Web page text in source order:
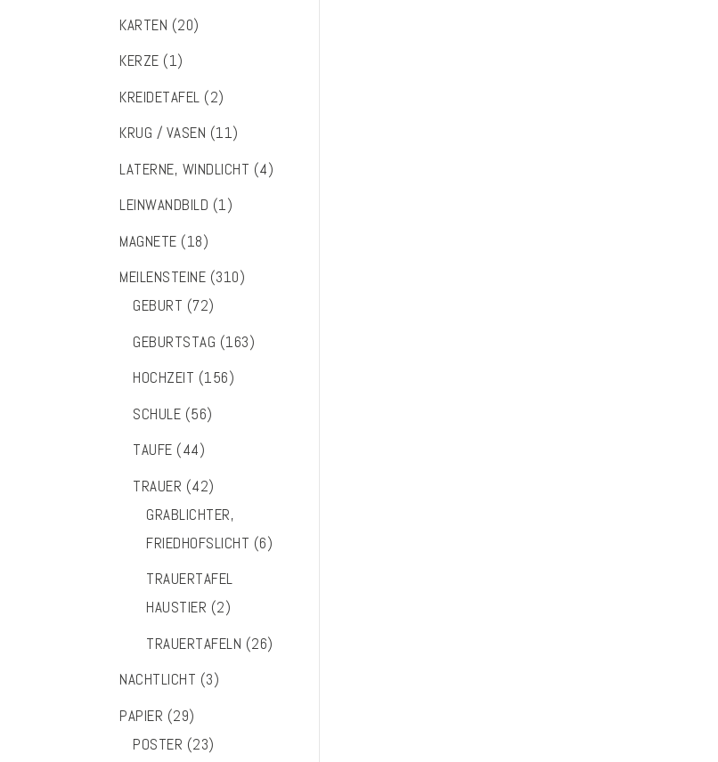
KARTEN (20)
KERZE (1)
KREIDETAFEL (2)
KRUG / VASEN (11)
LATERNE, WINDLICHT (4)
LEINWANDBILD (1)
MAGNETE (18)
MEILENSTEINE (310)
GEBURT (72)
GEBURTSTAG (163)
HOCHZEIT (156)
SCHULE (56)
TAUFE (44)
TRAUER (42)
GRABLICHTER,
FRIEDHOFSLICHT (6)
TRAUERTAFEL
HAUSTIER (2)
TRAUERTAFELN (26)
NACHTLICHT (3)
PAPIER (29)
POSTER (23)